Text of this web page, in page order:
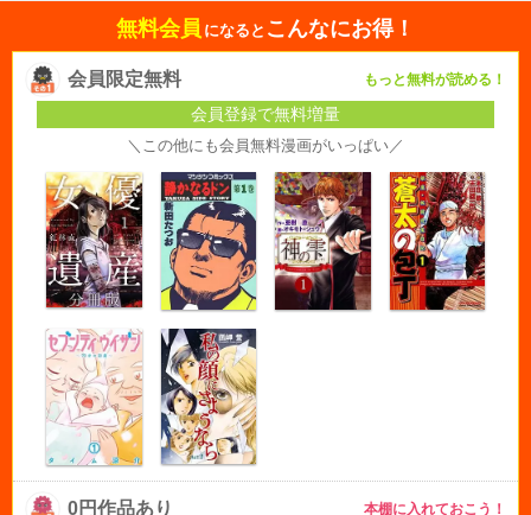
無料会員 になると こんなにお得！
会員限定無料 もっと無料が読める！
会員登録で無料増量
＼この他にも会員無料漫画がいっぱい／
0円作品あり 本棚に入れておこう！